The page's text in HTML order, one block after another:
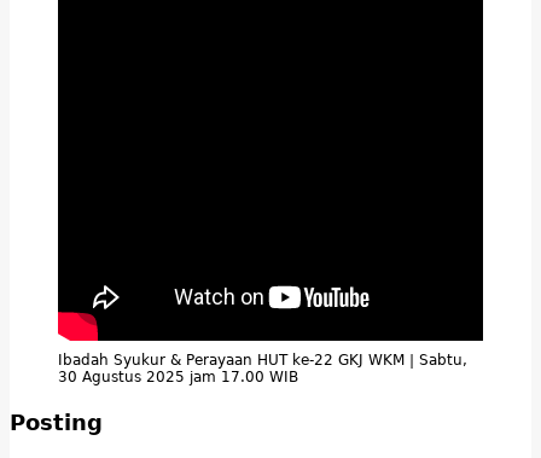
Ibadah Syukur & Perayaan HUT ke-22 GKJ WKM | Sabtu,
30 Agustus 2025 jam 17.00 WIB
Posting